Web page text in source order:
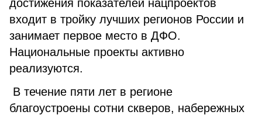
достижения показателей нацпроектов
входит в тройку лучших регионов России и
занимает первое место в ДФО.
Национальные проекты активно
реализуются.
В течение пяти лет в регионе
благоустроены сотни скверов, набережных